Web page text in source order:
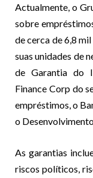
Actualmente, o
sobre
de cerca de 6,8
suas unidades de
de Garantia do
Finance Corp do
empréstimos, o
o
As garantias
riscos políticos,